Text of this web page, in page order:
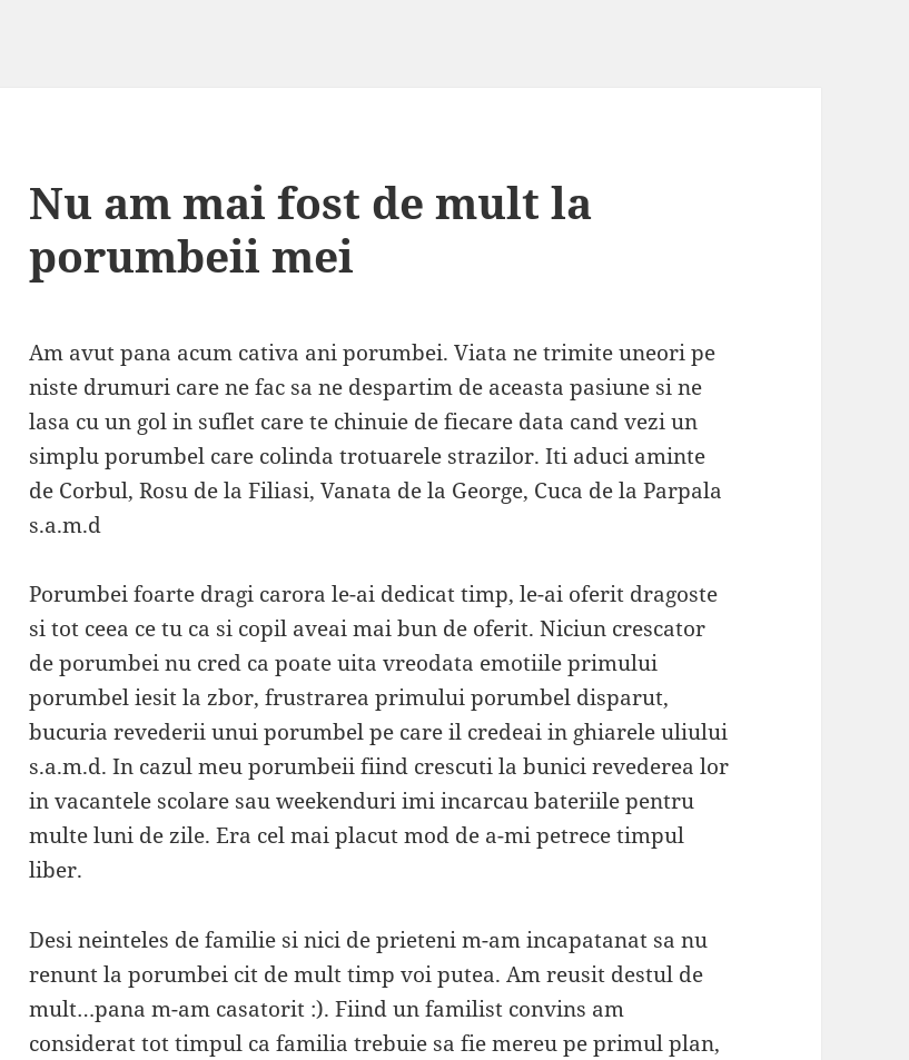
Nu am mai fost de mult la
porumbeii mei
Am avut pana acum cativa ani porumbei. Viata ne trimite uneori pe
niste drumuri care ne fac sa ne despartim de aceasta pasiune si ne
lasa cu un gol in suflet care te chinuie de fiecare data cand vezi un
simplu porumbel care colinda trotuarele strazilor. Iti aduci aminte
de Corbul, Rosu de la Filiasi, Vanata de la George, Cuca de la Parpala
s.a.m.d
Porumbei foarte dragi carora le-ai dedicat timp, le-ai oferit dragoste
si tot ceea ce tu ca si copil aveai mai bun de oferit. Niciun crescator
de porumbei nu cred ca poate uita vreodata emotiile primului
porumbel iesit la zbor, frustrarea primului porumbel disparut,
bucuria revederii unui porumbel pe care il credeai in ghiarele uliului
s.a.m.d. In cazul meu porumbeii fiind crescuti la bunici revederea lor
in vacantele scolare sau weekenduri imi incarcau bateriile pentru
multe luni de zile. Era cel mai placut mod de a-mi petrece timpul
liber.
Desi neinteles de familie si nici de prieteni m-am incapatanat sa nu
renunt la porumbei cit de mult timp voi putea. Am reusit destul de
mult…pana m-am casatorit :). Fiind un familist convins am
considerat tot timpul ca familia trebuie sa fie mereu pe primul plan,